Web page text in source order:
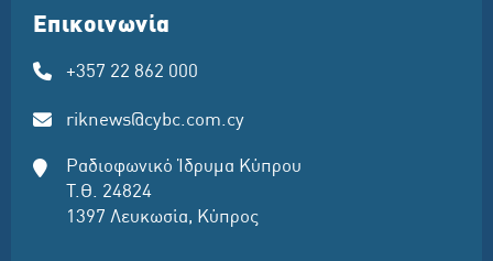
Επικοινωνία
+357 22 862 000
riknews@cybc.com.cy
Ραδιοφωνικό Ίδρυμα Κύπρου
Τ.Θ. 24824
1397 Λευκωσία, Κύπρος